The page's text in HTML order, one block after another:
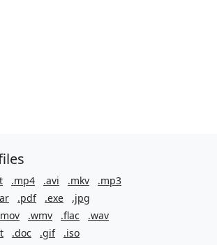
.mp4 .avi .mkv
.mp3
.pdf .exe
.jpg
.wmv .flac
.wav
.doc .gif .iso